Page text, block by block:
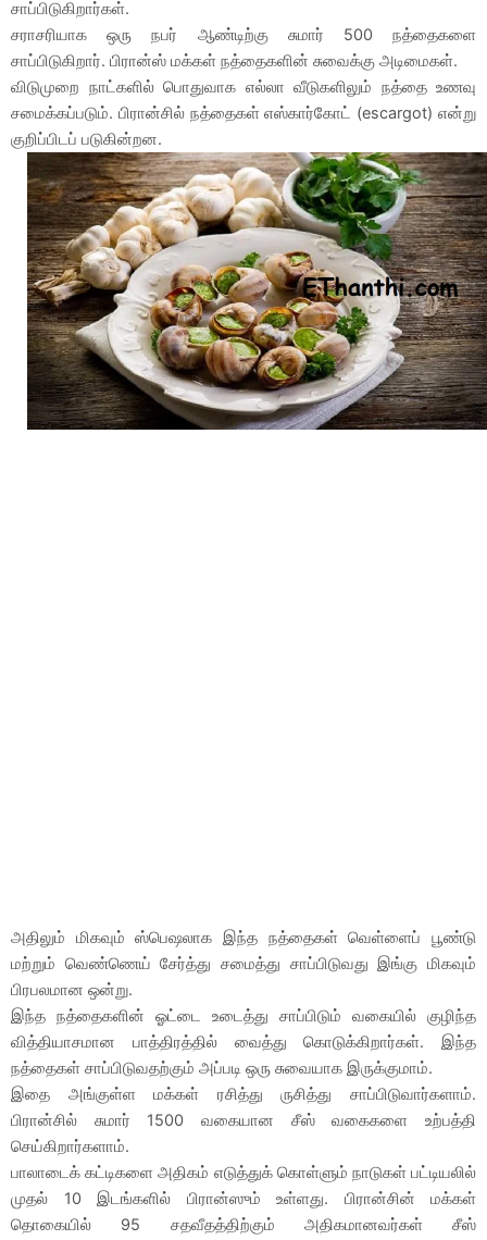
சாப்பிடுகிறார்கள்.
சராசரியாக ஒரு நபர் ஆண்டிற்கு சுமார் 500 நத்தைகளை
சாப்பிடுகிறார். பிரான்ஸ் மக்கள் நத்தைகளின் சுவைக்கு அடிமைகள்.
விடுமுறை நாட்களில் பொதுவாக எல்லா வீடுகளிலும் நத்தை உணவு
சமைக்கப்படும். பிரான்சில் நத்தைகள் எஸ்கார்கோட் (escargot) என்று
குறிப்பிடப் படுகின்றன.
அதிலும் மிகவும் ஸ்பெஷலாக இந்த நத்தைகள் வெள்ளைப் பூண்டு
மற்றும் வெண்ணெய் சேர்த்து சமைத்து சாப்பிடுவது இங்கு மிகவும்
பிரபலமான ஒன்று.
இந்த நத்தைகளின் ஓட்டை உடைத்து சாப்பிடும் வகையில் குழிந்த
வித்தியாசமான பாத்திரத்தில் வைத்து கொடுக்கிறார்கள். இந்த
நத்தைகள் சாப்பிடுவதற்கும் அப்படி ஒரு சுவையாக இருக்குமாம்.
இதை அங்குள்ள மக்கள் ரசித்து ருசித்து சாப்பிடுவார்களாம்.
பிரான்சில் சுமார் 1500 வகையான சீஸ் வகைகளை உற்பத்தி
செய்கிறார்களாம்.
பாலாடைக் கட்டிகளை அதிகம் எடுத்துக் கொள்ளும் நாடுகள் பட்டியலில்
முதல் 10 இடங்களில் பிரான்ஸும் உள்ளது. பிரான்சின் மக்கள்
தொகையில் 95 சதவீதத்திற்கும் அதிகமானவர்கள் சீஸ்